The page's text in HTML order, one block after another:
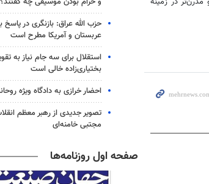
حزب الله عراق: بازنگری در پاسخ
عربستان و آمریکا مطرح است
استقلال برای سه جام نیاز به
بختیاری‌زاده خالی است
احضار خرازی به دادگاه ویژه
تصویر جدیدی از رهبر معظم
مجتبی خامنه‌ای
صفحه اول روزنامه‌ها